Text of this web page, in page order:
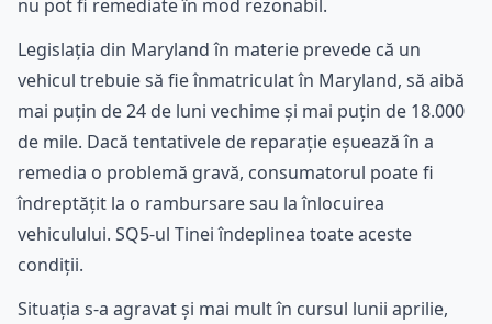
nu pot fi remediate în mod rezonabil.
Legislația din Maryland în materie prevede că un
vehicul trebuie să fie înmatriculat în Maryland, să aibă
mai puțin de 24 de luni vechime și mai puțin de 18.000
de mile. Dacă tentativele de reparație eșuează în a
remedia o problemă gravă, consumatorul poate fi
îndreptățit la o rambursare sau la înlocuirea
vehiculului. SQ5-ul Tinei îndeplinea toate aceste
condiții.
Situația s-a agravat și mai mult în cursul lunii aprilie,